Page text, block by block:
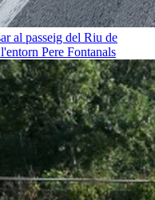
al passeig del Riu de
Pere Fontanals